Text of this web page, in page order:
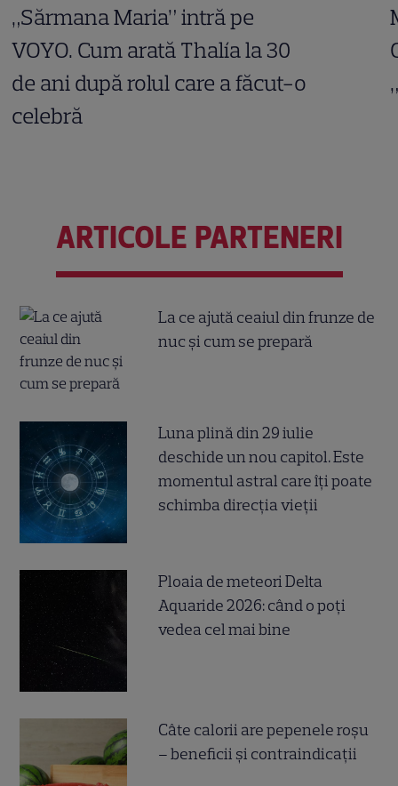
„Sărmana Maria” intră pe
VOYO. Cum arată Thalía la 30
de ani după rolul care a făcut-o
celebră
ARTICOLE PARTENERI
La ce ajută ceaiul din frunze de
nuc și cum se prepară
Luna plină din 29 iulie
deschide un nou capitol. Este
momentul astral care îți poate
schimba direcția vieții
Ploaia de meteori Delta
Aquaride 2026: când o poți
vedea cel mai bine
Câte calorii are pepenele roșu
– beneficii și contraindicații